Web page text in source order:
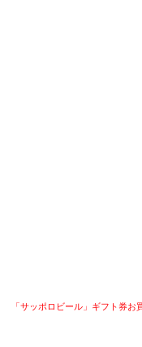
「サッポロビール」ギフト券お